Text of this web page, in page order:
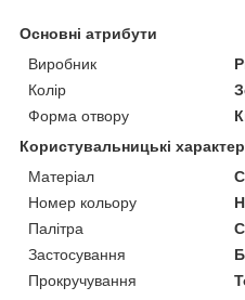
Основні атрибути
Виробник
Колір
Форма отвору
Користувальницькі
Матеріал
Номер кольору
Палітра
Застосування
Прокручування